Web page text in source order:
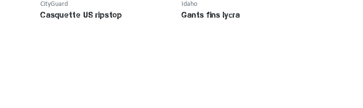
CityGuard
Casquette US ripstop
Idaho
Gants fins lycra